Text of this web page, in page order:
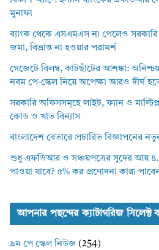
মুনাফা
ব্যাংক থেকে এসএমএস না পেলেও
জমা, বিভ্রান্ত না হওয়ার পরামর্শ
গেজেটে বিলম্ব, কাটছাঁটের আশঙ্কা:
নবম পে-স্কেল নিয়ে অপেক্ষা আরও দীর্ঘ
সরকারি অফিসসমূহে লাইট, ফ্যান ও
কোড ও খাত বিন্যাস
বাংলাদেশ বেতারে প্রচারিত বিজ্ঞাপনের
শুধু এফডিআর ও সঞ্চয়পত্রের সুদের আয়
পাওয়া যাবে? ৫% কর প্রণোদনা কারা
আপনার পছন্দের ক্যাটাগরিজ
৯ম পে স্কেল নিউজ (254)